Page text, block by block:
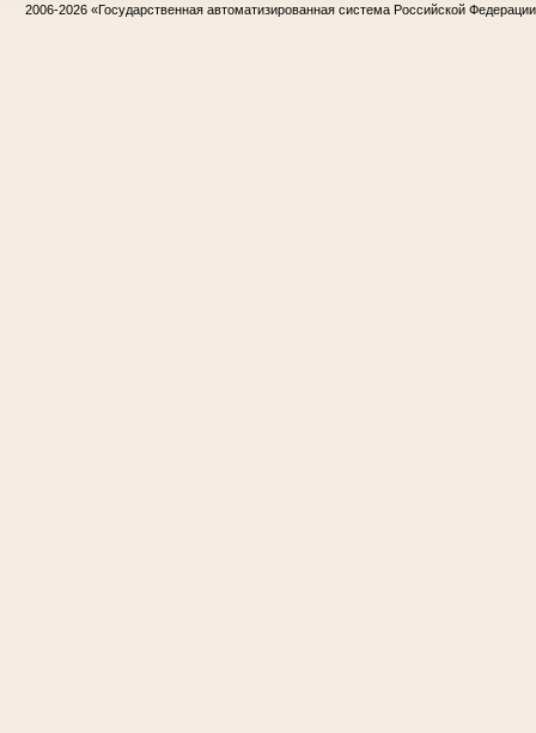
2006-2026 «Государственная автоматизированная система Российской